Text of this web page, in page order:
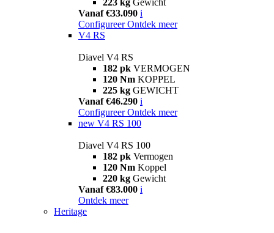
Vanaf €33.090 i
Configureer Ontdek meer
V4 RS
Diavel V4 RS
182 pk VERMOGEN
120 Nm KOPPEL
225 kg GEWICHT
Vanaf €46.290 i
Configureer Ontdek meer
new V4 RS 100
Diavel V4 RS 100
182 pk Vermogen
120 Nm Koppel
220 kg Gewicht
Vanaf €83.000 i
Ontdek meer
Heritage